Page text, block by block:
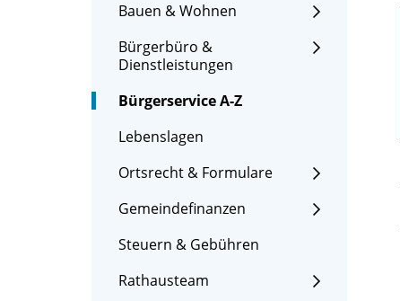
Bauen & Wohnen
Bürgerbüro &
Dienstleistungen
Bürgerservice A-Z
Lebenslagen
Ortsrecht & Formulare
Gemeindefinanzen
Steuern & Gebühren
Rathausteam